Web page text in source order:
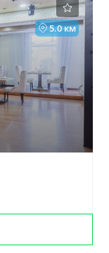
5.0 км